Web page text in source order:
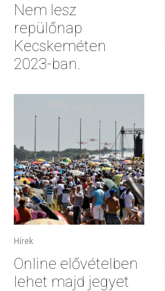
Nem lesz
repülőnap
Kecskeméten
2023-ban.
Hírek
Online elővételben
lehet majd jegyet